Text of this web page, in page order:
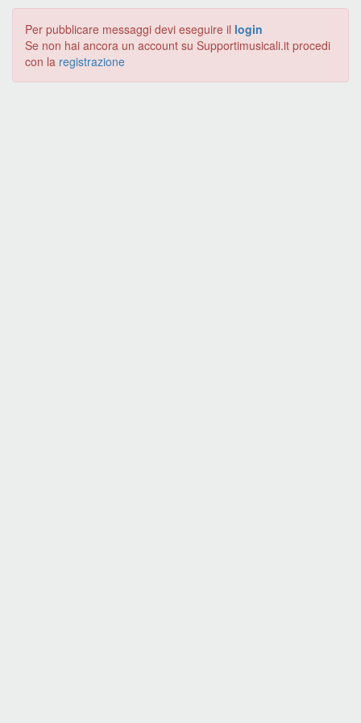
Per pubblicare messaggi devi eseguire il login
Se non hai ancora un account su Supportimusicali.it procedi
con la registrazione